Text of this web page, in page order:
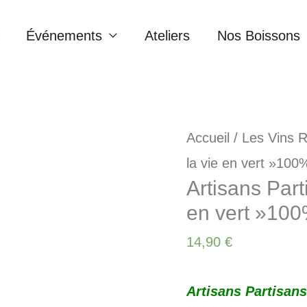
Événements Ateliers Nos Boissons
Accueil / Les Vins
la vie en vert
Artisans
en vert
14,90 €
Artisans